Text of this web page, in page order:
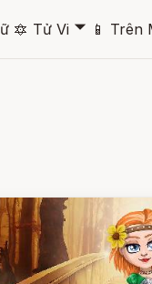
🔯 Tử Vi 🞃 📱 Trên